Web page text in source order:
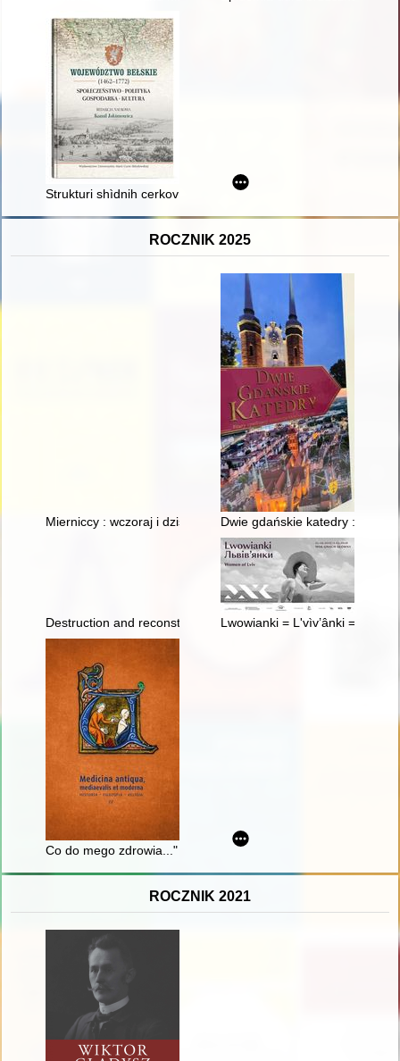
Strukturi shìdnih cerkov na teritorìï belz'kogo voêvodstva v
ROCZNIK 2025
Mierniccy : wczoraj i dziś Dwie gdańskie katedry : filary
Destruction and reconstruction of the Royal Castle in Warsaw
Lwowianki = L'vìv’ânki =
Co do mego zdrowia..." : wyjazdy do uzdrowisk rodziny
ROCZNIK 2021